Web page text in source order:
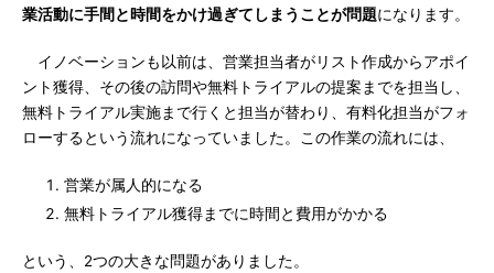
業活動に手間と時間をかけ過ぎてしまうことが問題になります。
イノベーションも以前は、営業担当者がリスト作成からアポイ
ント獲得、その後の訪問や無料トライアルの提案までを担当し、
無料トライアル実施まで行くと担当が替わり、有料化担当がフォ
ローするという流れになっていました。この作業の流れには、
営業が属人的になる
無料トライアル獲得までに時間と費用がかかる
という、2つの大きな問題がありました。